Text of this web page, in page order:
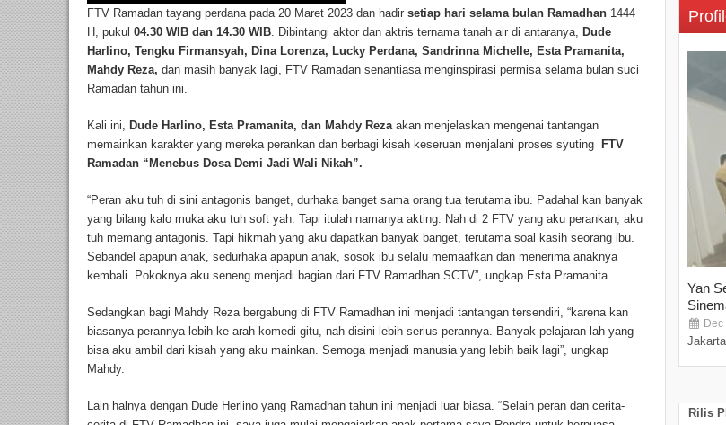
FTV Ramadan tayang perdana pada 20 Maret 2023 dan hadir setiap hari selama bulan Ramadhan 1444
H, pukul 04.30 WIB dan 14.30 WIB. Dibintangi aktor dan aktris ternama tanah air di antaranya, Dude
Harlino, Tengku Firmansyah, Dina Lorenza, Lucky Perdana, Sandrinna Michelle, Esta Pramanita,
Mahdy Reza, dan masih banyak lagi, FTV Ramadan senantiasa menginspirasi permisa selama bulan suci
Ramadan tahun ini.
Kali ini, Dude Harlino, Esta Pramanita, dan Mahdy Reza akan menjelaskan mengenai tantangan
memainkan karakter yang mereka perankan dan berbagi kisah keseruan menjalani proses syuting
FTV
Ramadan “Menebus Dosa Demi Jadi Wali Nikah”.
“Peran aku tuh di sini antagonis banget, durhaka banget sama orang tua terutama ibu. Padahal kan banyak
yang bilang kalo muka aku tuh soft yah. Tapi itulah namanya akting. Nah di 2 FTV yang aku perankan, aku
tuh memang antagonis. Tapi hikmah yang aku dapatkan banyak banget, terutama soal kasih seorang ibu.
Sebandel apapun anak, sedurhaka apapun anak, sosok ibu selalu memaafkan dan menerima anaknya
kembali. Pokoknya aku seneng menjadi bagian dari FTV Ramadhan SCTV”, ungkap Esta Pramanita.
Sedangkan bagi Mahdy Reza bergabung di FTV Ramadhan ini menjadi tantangan tersendiri, “karena kan
biasanya perannya lebih ke arah komedi gitu, nah disini lebih serius perannya. Banyak pelajaran lah yang
bisa aku ambil dari kisah yang aku mainkan. Semoga menjadi manusia yang lebih baik lagi”, ungkap
Mahdy.
Lain halnya dengan Dude Herlino yang Ramadhan tahun ini menjadi luar biasa. “Selain peran dan cerita-
Yan
Rilis